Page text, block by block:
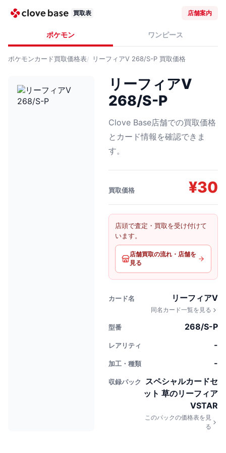
買取表 店舗案内
ポケモン ワンピース
ポケモンカード買取価格表 リーフィアV 268/S-P 買取価格
リーフィアV
268/S-P
Clove Base店舗での買取価格
とカード情報を確認できま
す。
買取価格 ¥30
店頭で査定・買取を受け付けて
います。
店舗買取の流れ・店舗を
見る
カード名 リーフィアV
同名カード一覧を見る
型番 268/S-P
レアリティ -
加工・種類 -
収録パック
スペシャルカードセ
ット 草のリーフィア
VSTAR
このパックの価格表を見
る